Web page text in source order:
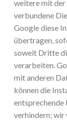
weitere mit
verbundene
Google diese
übertragen,
soweit Dritte
verarbeiten.
mit anderen
können die
verhindern; wir